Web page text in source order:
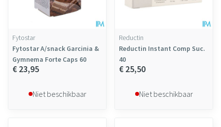
Fytostar
Fytostar A/snack Garcinia &
Gymnema Forte Caps 60
€ 23,95
Niet beschikbaar
Reductin
Reductin Instant Comp Suc.
40
€ 25,50
Niet beschikbaar